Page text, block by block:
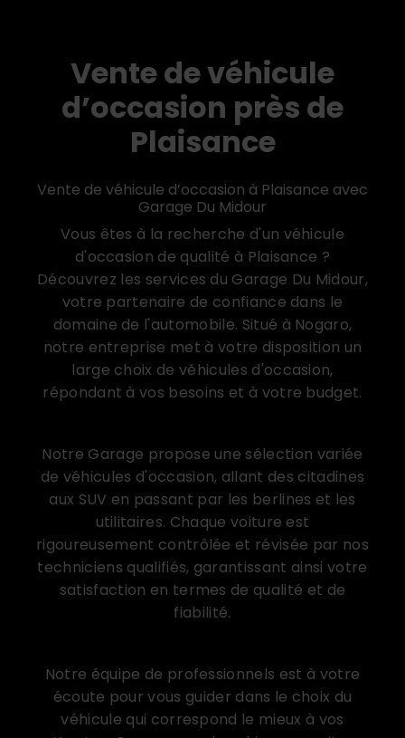
Vente de véhicule
d’occasion près de
Plaisance
Vente de véhicule d’occasion à Plaisance avec
Garage Du Midour
Vous êtes à la recherche d'un véhicule
d'occasion de qualité à Plaisance ?
Découvrez les services du Garage Du Midour,
votre partenaire de confiance dans le
domaine de l'automobile. Situé à Nogaro,
notre entreprise met à votre disposition un
large choix de véhicules d'occasion,
répondant à vos besoins et à votre budget.
Notre Garage propose une sélection variée
de véhicules d'occasion, allant des citadines
aux SUV en passant par les berlines et les
utilitaires. Chaque voiture est
rigoureusement contrôlée et révisée par nos
techniciens qualifiés, garantissant ainsi votre
satisfaction en termes de qualité et de
fiabilité.
Notre équipe de professionnels est à votre
écoute pour vous guider dans le choix du
véhicule qui correspond le mieux à vos